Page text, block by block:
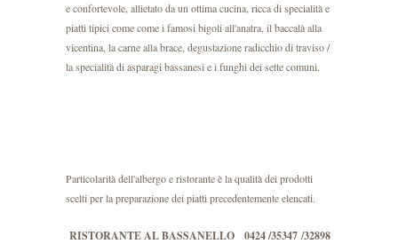
e confortevole, allietato da un ottima cucina, ricca di specialità e
piatti tipici come come i famosi bigoli all'anatra, il baccalà alla
vicentina, la carne alla brace, degustazione radicchio di traviso /
la specialità di asparagi bassanesi e i funghi dei sette comuni.
Particolarità dell'albergo e ristorante è la qualità dei prodotti
scelti per la preparazione dei piatti precedentemente elencati.
RISTORANTE AL BASSANELLO 0424 /35347 /32898